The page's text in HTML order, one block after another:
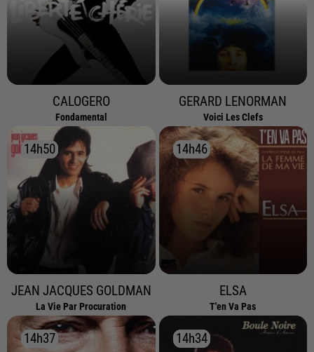
CALOGERO
Fondamental
GERARD LENORMAN
Voici Les Clefs
14h50
14h50
JEAN JACQUES GOLDMAN
La Vie Par Procuration
14h46
14h46
ELSA
T'en Va Pas
14h37
14h37 14h34
14h34